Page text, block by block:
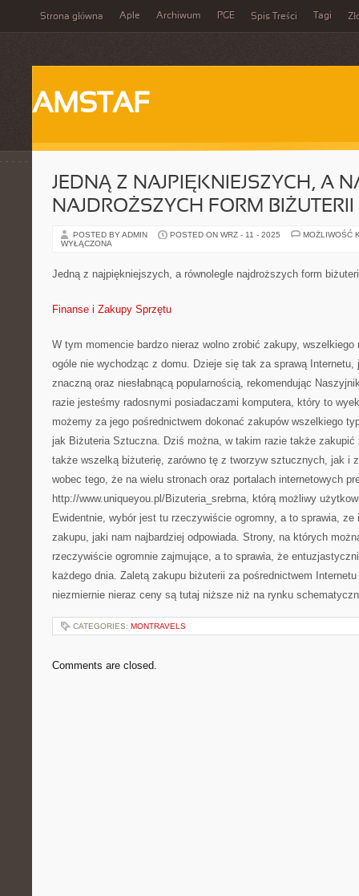
Strona główna Aple Archiwum PGE Spis Treści Tagi
AMSTAF
JEDNĄ Z NAJPIĘKNIEJSZYCH, A
NAJDROŻSZYCH FORM BIŻUTERII
POSTED BY ADMIN POSTED ON WRZ - 11 - 2025
MOŻLIWOŚĆ
WYŁĄCZONA
Jedną z najpiękniejszych, a równolegle najdroższych form
Finanse i Zakupy Sprzętu
W tym momencie bardzo nieraz wolno zrobić zakupy, wszelkiego
ogóle nie wychodząc z domu. Dzieje się tak za sprawą
znaczną oraz niesłabnącą popularnością, rekomendując
razie jesteśmy radosnymi posiadaczami komputera, który to
możemy za jego pośrednictwem dokonać zakupów wszelkiego
jak Biżuteria Sztuczna. Dziś można, w takim razie także zakupić
także wszelką biżuterię, zarówno tę z tworzyw sztucznych, jak i
wobec tego, że na wielu stronach oraz portalach internetowych
http://www.uniqueyou.pl/Bizuteria_srebrna, którą możliwy
Ewidentnie, wybór jest tu rzeczywiście ogromny, a to sprawia,
zakupu, jaki nam najbardziej odpowiada. Strony, na których
rzeczywiście ogromnie zajmujące, a to sprawia, że
każdego dnia. Zaletą zakupu biżuterii za pośrednictwem
niezmiernie nieraz ceny są tutaj niższe niż na rynku
CATEGORIES: MONTRAVELS
Comments are closed.